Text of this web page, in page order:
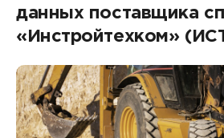
Компания
О компании
Карьера
Решения
DATAREON Platform
Пресс-центр
данных поставщика
«Инстройтехком»